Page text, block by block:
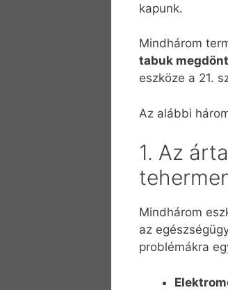
kapunk.
Mindhárom
tabuk
eszköze a 21.
Az alábbi
1. Az
Mindhárom
az
problémákra